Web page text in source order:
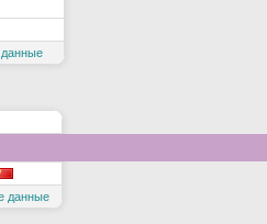
данные
данные